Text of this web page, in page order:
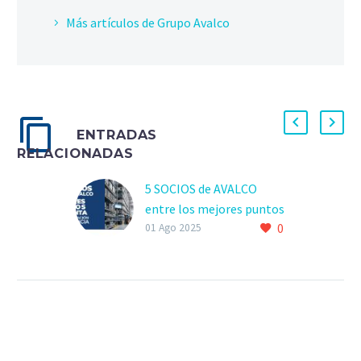
Más artículos de Grupo Avalco
ENTRADAS
RELACIONADAS
5 SOCIOS de AVALCO
entre los mejores puntos
de venta de climatización
0
01 Ago 2025